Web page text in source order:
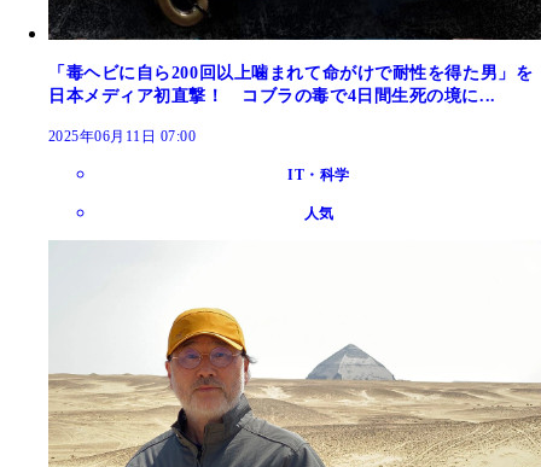
「毒ヘビに自ら200回以上噛まれて命がけで耐性を得た男」を
日本メディア初直撃！ コブラの毒で4日間生死の境に...
2025年06月11日 07:00
IT・科学
人気